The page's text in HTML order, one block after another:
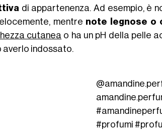
di appartenenza. Ad esempio, è
mentre note legnose o
cutanea o ha un pH della pelle
averlo indossato.
#profumi